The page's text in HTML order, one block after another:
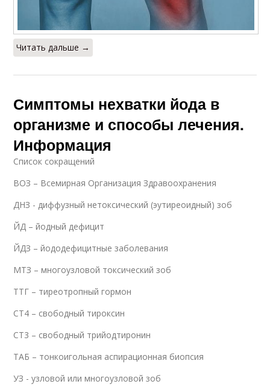
Читать дальше →
Симптомы нехватки йода в
организме и способы лечения.
Информация
Список сокращений
ВОЗ – Всемирная Организация Здравоохранения
ДНЗ - диффузный нетоксический (эутиреоидный) зоб
ЙД – йодный дефицит
ЙДЗ – йододефицитные заболевания
МТЗ – многоузловой токсический зоб
ТТГ – тиреотропный гормон
СТ4 – свободный тироксин
СТ3 – свободный трийодтиронин
ТАБ – тонкоигольная аспирационная биопсия
УЗ - узловой или многоузловой зоб